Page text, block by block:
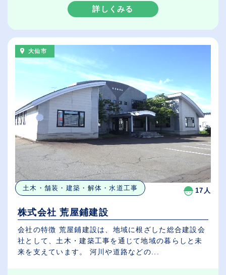
詳しくみる
大仙市
土木・舗装・建築・解体・水道工事 17人
株式会社 荒屋鋪建設
会社の特徴 荒屋鋪建設は、地域に根ざした総合建設会
社として、土木・建築工事を通じて地域の暮らしと未
来を支えています。 河川や道路などの...